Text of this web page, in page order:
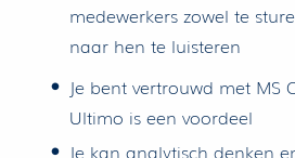
medewerkers zowel te
naar hen te luisteren
Je bent vertrouwd met MS
Ultimo is een voordeel
Je kan analytisch denken